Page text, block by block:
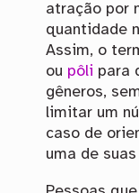
atração por
quantidade
Assim, o
ou pôli para
gêneros,
limitar um
caso de
uma de